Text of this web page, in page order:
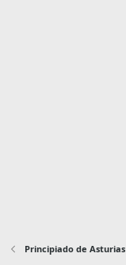
Principiado de Asturias